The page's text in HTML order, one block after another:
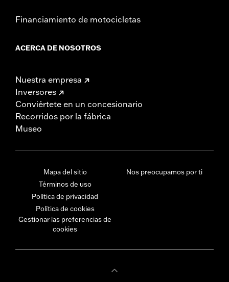
Financiamiento de motocicletas
ACERCA DE NOSOTROS
Nuestra empresa
Inversores
Conviértete en un concesionario
Recorridos por la fábrica
Museo
Mapa del sitio
Términos de uso
Política de privacidad
Política de cookies
Gestionar las preferencias de
cookies
Nos preocupamos por ti